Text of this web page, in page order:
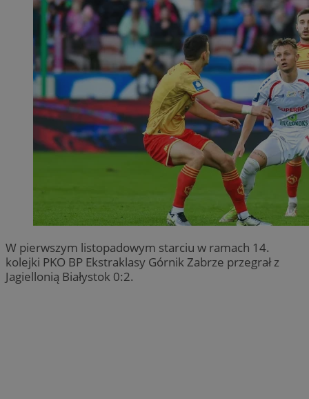
W pierwszym listopadowym starciu w ramach 14.
kolejki PKO BP Ekstraklasy Górnik Zabrze przegrał z
Jagiellonią Białystok 0:2.